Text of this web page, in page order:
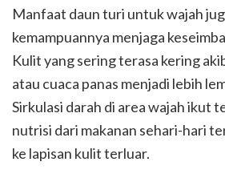
Manfaat daun turi untuk wajah
kemampuannya menjaga
Kulit yang sering terasa kering
atau cuaca panas menjadi lebih
Sirkulasi darah di area wajah ikut
nutrisi dari makanan sehari-hari
ke lapisan kulit terluar.